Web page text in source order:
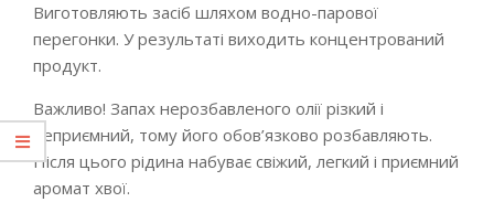
Виготовляють засіб шляхом водно-парової
перегонки. У результаті виходить концентрований
продукт.
Важливо! Запах нерозбавленого олії різкий і
неприємний, тому його обов’язково розбавляють.
Після цього рідина набуває свіжий, легкий і приємний
аромат хвої.